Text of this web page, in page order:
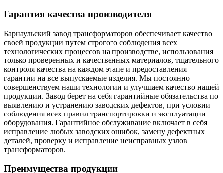
Гарантия качества производителя
Барнаульский завод трансформаторов обеспечивает качество
своей продукции путем строгого соблюдения всех
технологических процессов на производстве, использования
только проверенных и качественных материалов, тщательного
контроля качества на каждом этапе и предоставления
гарантии на все выпускаемые изделия. Мы постоянно
совершенствуем наши технологии и улучшаем качество нашей
продукции. Завод берет на себя гарантийные обязательства по
выявлению и устранению заводских дефектов, при условии
соблюдения всех правил транспортировки и эксплуатации
оборудования. Гарантийное обслуживание включает в себя
исправление любых заводских ошибок, замену дефектных
деталей, проверку и исправление неисправных узлов
трансформаторов.
Преимущества продукции